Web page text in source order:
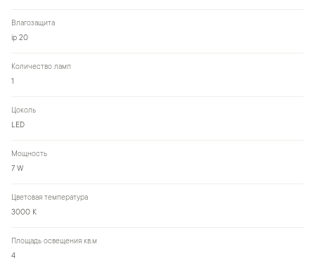
Влагозащита
ip 20
Количество ламп
1
Цоколь
LED
Мощность
7 W
Цветовая температура
3000 К
Площадь освещения кв.м
4